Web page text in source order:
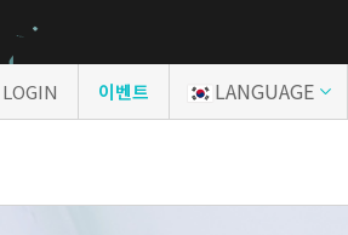
LOGIN 이벤트 LANGUAGE